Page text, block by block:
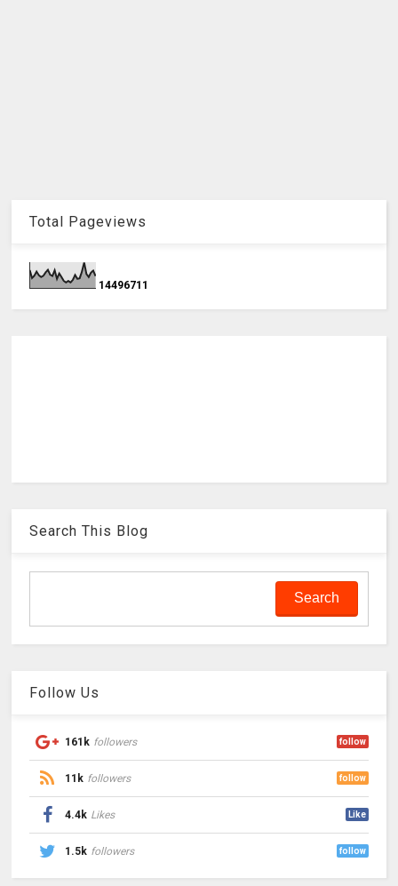
Total Pageviews
1449671 1
Search This Blog
Follow Us
161k followers follow
11k followers follow
4.4k Likes Like
1.5k followers follow